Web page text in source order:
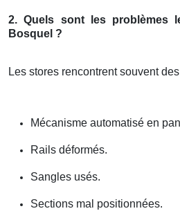
2. Quels sont les problèmes
Bosquel ?
Les stores rencontrent souvent
Mécanisme automatisé en
Rails déformés.
Sangles usés.
Sections mal positionnées.